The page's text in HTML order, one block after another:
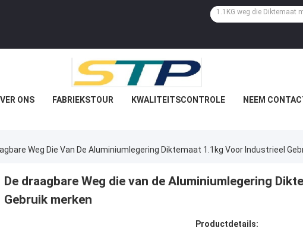
ONS FABRIEKSTOUR KWALITEITSCONTROLE NEEM
Weg Die Van De Aluminiumlegering Diktemaat 1.1kg Voor Industrieel
De draagbare Weg die van de Aluminiumlegering
Gebruik merken
Productdetails: